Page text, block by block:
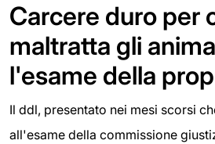
Carcere duro per
maltratta gli
l'esame della
Il ddl, presentato nei mesi scorsi
all'esame della commissione